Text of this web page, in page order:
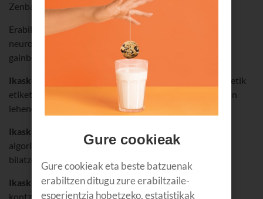
Zenbait tipologia eta sailkapen dituzte sare neuronalek.
Erabiltzen duten ikaskuntza-motaren arabera, sare
neuronalak hiru talde handitan sailkatzen dira:
gainbegiratuak, ez-gainbegiratuak eta indartuak.
Ikaskuntza gainbegiratuko sare neuronalek
aldez aurretik
etiketatutako datuak jasotzen dituzte, eta, hala, erantzun
lehenetsiak ematen dituzte.
Ikaskuntza ez-gainbegiratuko sare neuronaletan
algoritmoa bera arduratzen da datuen arteko erlazioak
bilatzeaz.
Ikaskuntza indartuko sare neuronalekerrorearen
kontzeptua erabiltzen dute ikasteko eta hobetzeko
Gure cookieak
Gure cookieak eta beste batzuenak
erabiltzen ditugu zure erabiltzaile-
esperientzia hobetzeko, estatistikak